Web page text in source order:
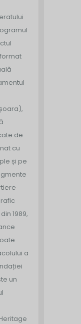
de
cu
și pe
1989,
a
un